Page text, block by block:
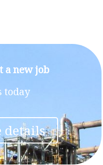
a new job
today
details